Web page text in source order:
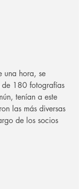
una hora, se
de 180 fotografías
tenían a este
las más diversas
de los socios